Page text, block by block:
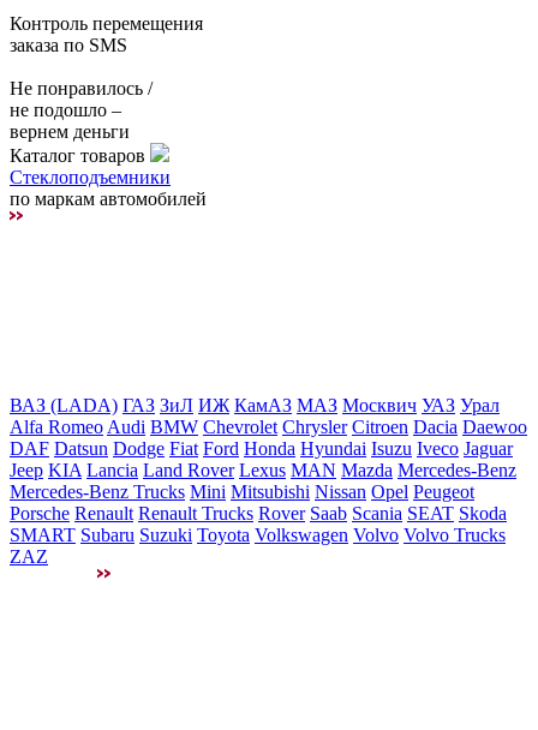
Контроль перемещения
заказа по SMS
Не понравилось /
не подошло –
вернем деньги
Каталог товаров
Стеклоподъемники
по маркам автомобилей
ВАЗ (LADA) ГАЗ ЗиЛ ИЖ КамАЗ МАЗ Москвич УАЗ Урал
Alfa Romeo Audi BMW Chevrolet Chrysler Citroen Dacia Daewoo
DAF Datsun Dodge Fiat Ford Honda Hyundai Isuzu Iveco Jaguar
Jeep KIA Lancia Land Rover Lexus MAN Mazda Mercedes-Benz
Mercedes-Benz Trucks Mini Mitsubishi Nissan Opel Peugeot
Porsche Renault Renault Trucks Rover Saab Scania SEAT Skoda
SMART Subaru Suzuki Toyota Volkswagen Volvo Volvo Trucks
ZAZ